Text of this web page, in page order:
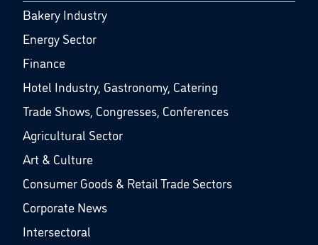
Bakery Industry
Energy Sector
Finance
Hotel Industry, Gastronomy, Catering
Trade Shows, Congresses, Conferences
Agricultural Sector
Art & Culture
Consumer Goods & Retail Trade Sectors
Corporate News
Intersectoral